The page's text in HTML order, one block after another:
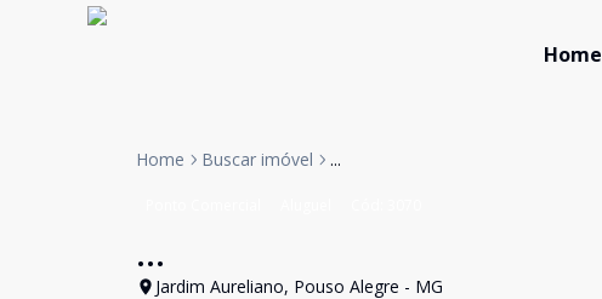
Home
Home Buscar imóvel ...
...
Jardim Aureliano, Pouso Alegre - MG